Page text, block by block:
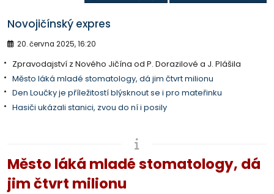
Novojičínský expres
20. června 2025, 16:20
Zpravodajství z Nového Jičína od P. Dorazilové a J. Plášila
Město láká mladé stomatology, dá jim čtvrt milionu
Den Loučky je příležitostí blýsknout se i pro mateřinku
Hasiči ukázali stanici, zvou do ní i posily
Město láká mladé stomatology, dá
jim čtvrt milionu